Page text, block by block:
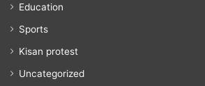
Education
Sports
Kisan protest
Uncategorized